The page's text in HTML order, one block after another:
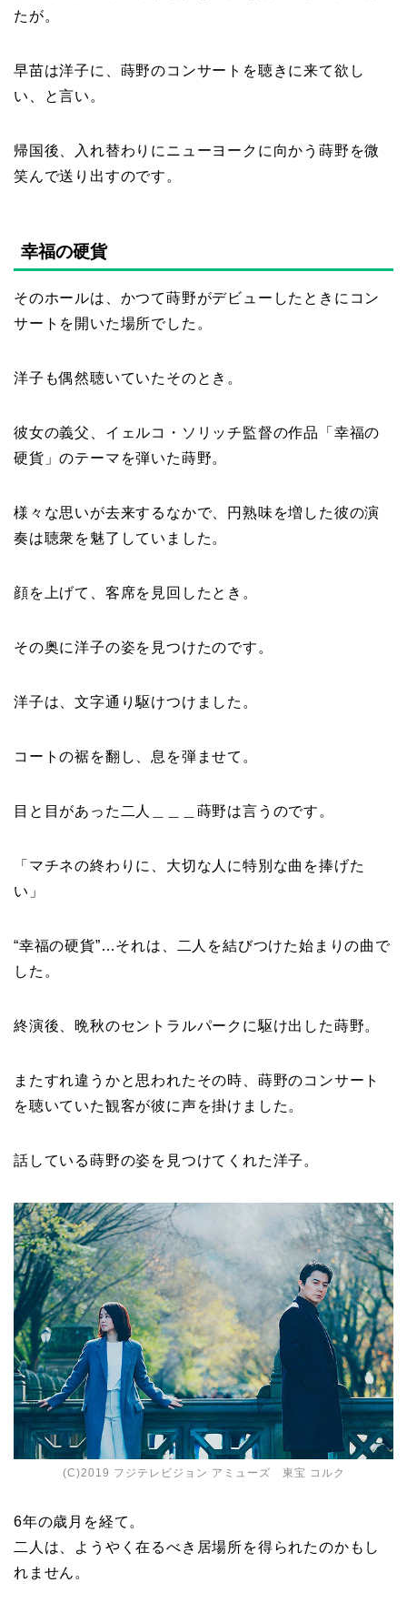
たが。
早苗は洋子に、蒔野のコンサートを聴きに来て欲し
い、と言い。
帰国後、入れ替わりにニューヨークに向かう蒔野を微
笑んで送り出すのです。
幸福の硬貨
そのホールは、かつて蒔野がデビューしたときにコン
サートを開いた場所でした。
洋子も偶然聴いていたそのとき。
彼女の義父、イェルコ・ソリッチ監督の作品「幸福の
硬貨」のテーマを弾いた蒔野。
様々な思いが去来するなかで、円熟味を増した彼の演
奏は聴衆を魅了していました。
顔を上げて、客席を見回したとき。
その奥に洋子の姿を見つけたのです。
洋子は、文字通り駆けつけました。
コートの裾を翻し、息を弾ませて。
目と目があった二人＿＿＿蒔野は言うのです。
「マチネの終わりに、大切な人に特別な曲を捧げた
い」
“幸福の硬貨”…それは、二人を結びつけた始まりの曲で
した。
終演後、晩秋のセントラルパークに駆け出した蒔野。
またすれ違うかと思われたその時、蒔野のコンサート
を聴いていた観客が彼に声を掛けました。
話している蒔野の姿を見つけてくれた洋子。
(C)2019 フジテレビジョン アミューズ 東宝 コルク
6年の歳月を経て。
二人は、ようやく在るべき居場所を得られたのかもし
れません。